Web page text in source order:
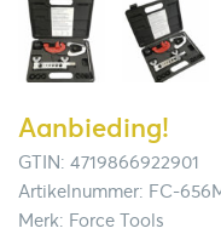
Aanbieding!
GTIN: 4719866922901
Artikelnummer: FC-
Merk: Force Tools